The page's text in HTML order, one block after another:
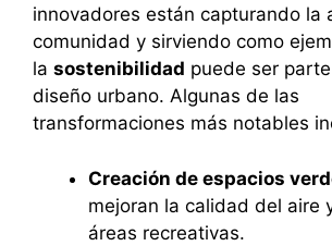
innovadores están capturando la
comunidad y sirviendo como
la sostenibilidad puede ser
diseño urbano. Algunas de las
transformaciones más notables
Creación de espacios
mejoran la calidad del aire
áreas recreativas.